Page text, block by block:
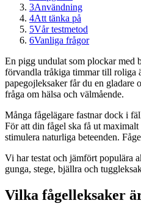
3Användning
4Att tänka på
5Vår testmetod
6Vanliga frågor
En pigg undulat som plockar med
förvandla tråkiga timmar till roliga
papegojleksaker får du en gladare
fråga om hälsa och välmående.
Många fågelägare fastnar dock i
För att din fågel ska få ut
stimulera naturliga beteenden.
Vi har testat och jämfört populära
gunga, stege, bjällra och
Vilka fågelleksaker